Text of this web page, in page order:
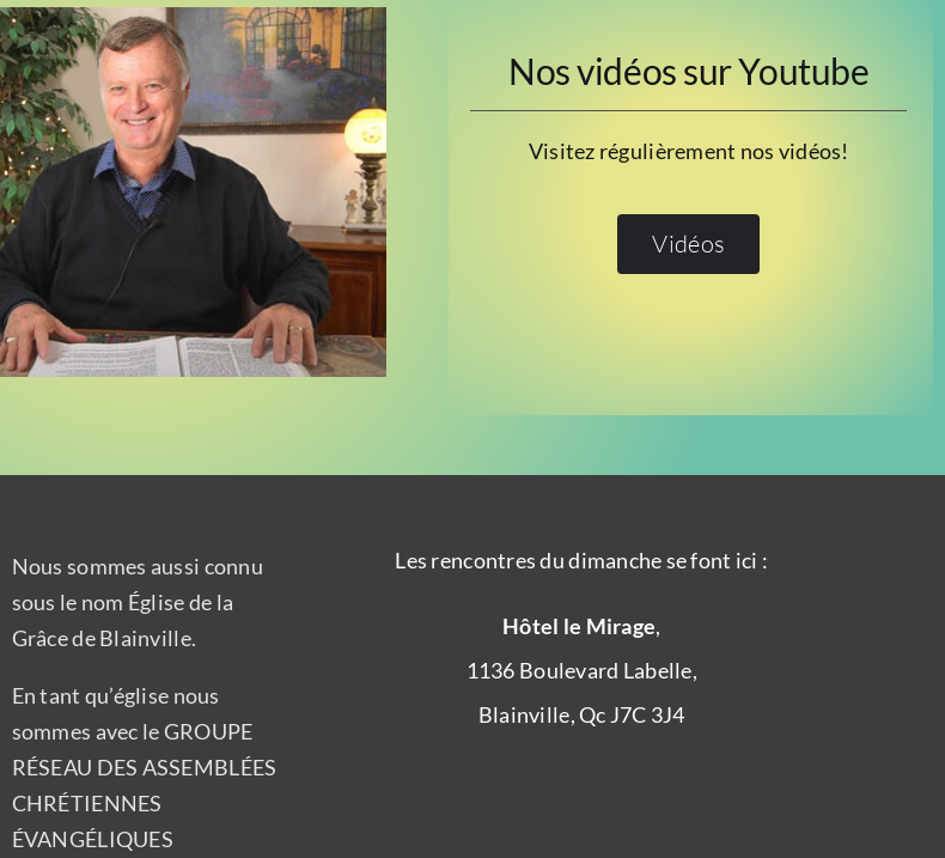
Nos vidéos sur Youtube
Visitez régulièrement nos vidéos!
Vidéos
Nous sommes aussi connu
sous le nom Église de la
Grâce de Blainville.
En tant qu’église nous
sommes avec le GROUPE
RÉSEAU DES ASSEMBLÉES
CHRÉTIENNES
ÉVANGÉLIQUES
Les rencontres du dimanche se font ici :
Hôtel le Mirage,
1136 Boulevard Labelle,
Blainville, Qc J7C 3J4